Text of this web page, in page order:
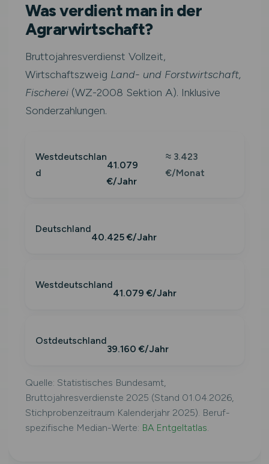
Was verdient man in der
Agrarwirtschaft?
Bruttojahresverdienst Vollzeit,
Wirtschaftszweig Land- und Forstwirtschaft,
Fischerei(WZ-2008 Sektion A). Inklusive
Sonderzahlungen.
Westdeutschlan
d
41.079
€/Jahr
≈ 3.423
€/Monat
Deutschland
40.425 €/Jahr
Westdeutschland
41.079 €/Jahr
Ostdeutschland
39.160 €/Jahr
Quelle: Statistisches Bundesamt,
Bruttojahresverdienste 2025 (Stand 01.04.2026,
Stichprobenzeitraum Kalenderjahr 2025). Beruf-
spezifische Median-Werte: BA Entgeltatlas.